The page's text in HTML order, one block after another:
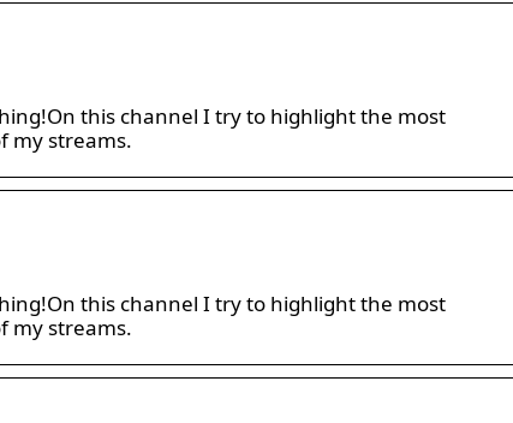
this channel I try to highlight the most
my streams.
this channel I try to highlight the most
my streams.